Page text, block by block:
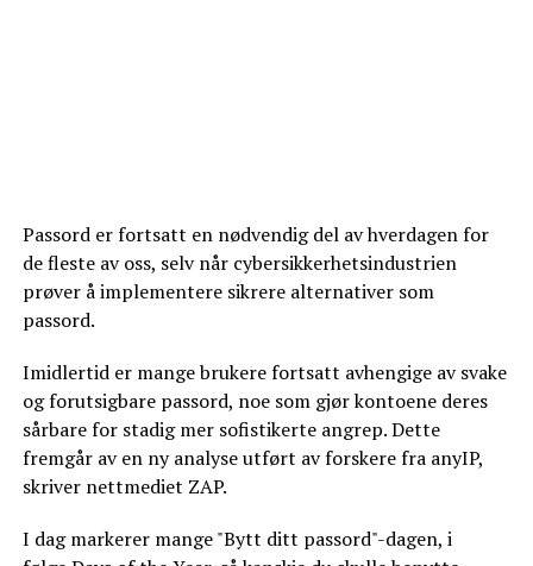
Passord er fortsatt en nødvendig del av hverdagen for
de fleste av oss, selv når cybersikkerhetsindustrien
prøver å implementere sikrere alternativer som
passord.
Imidlertid er mange brukere fortsatt avhengige av svake
og forutsigbare passord, noe som gjør kontoene deres
sårbare for stadig mer sofistikerte angrep. Dette
fremgår av en ny analyse utført av forskere fra anyIP,
skriver nettmediet ZAP.
I dag markerer mange "Bytt ditt passord"-dagen, i